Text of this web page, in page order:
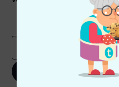
Contribuții
Înscrie-te